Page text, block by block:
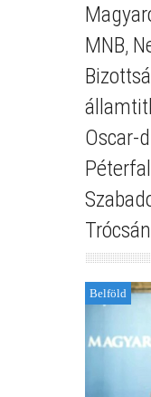
MNB,
Oscar-
Belföld